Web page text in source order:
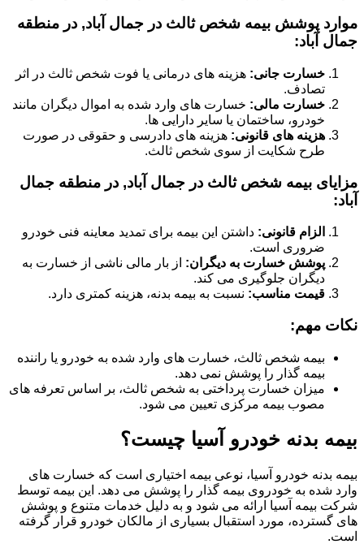
موارد پوشش بیمه شخص ثالث در جمال آباد, در منطقه
جمال آباد:
خسارت جانی: هزینه های درمانی یا فوت شخص ثالث در اثر
تصادف.
خسارت مالی: خسارت های وارد شده به اموال دیگران مانند
خودرو، ساختمان یا سایر دارایی ها.
هزینه های قانونی: هزینه های دادرسی و حقوقی در صورت
طرح شکایت از سوی شخص ثالث.
مزایای بیمه شخص ثالث در جمال آباد, در منطقه جمال
آباد:
الزام قانونی: داشتن این بیمه برای تمدید معاینه فنی خودرو
ضروری است.
پوشش خسارت به دیگران: از بار مالی ناشی از خسارت به
دیگران جلوگیری می کند.
قیمت مناسب: نسبت به بیمه بدنه، هزینه کمتری دارد.
نکات مهم:
بیمه شخص ثالث، خسارت های وارد شده به خودرو یا راننده
بیمه گذار را پوشش نمی دهد.
میزان خسارت پرداختی به شخص ثالث، بر اساس تعرفه های
مصوب بیمه مرکزی تعیین می شود.
بیمه بدنه خودرو آسیا چیست؟
بیمه بدنه خودرو آسیا، نوعی بیمه اختیاری است که خسارت های
وارد شده به خودروی بیمه گذار را پوشش می دهد. این بیمه توسط
شرکت بیمه آسیا ارائه می شود و به دلیل خدمات متنوع و پوشش
های گسترده، مورد استقبال بسیاری از مالکان خودرو قرار گرفته
است.